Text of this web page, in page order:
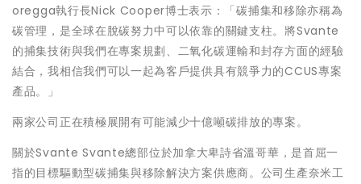
oregga執行長Nick Cooper博士表示：「碳捕集和移除亦稱為
碳管理，是全球在脫碳努力中可以依靠的關鍵支柱。將Svante
的捕集技術與我們在專案規劃、二氧化碳運輸和封存方面的經驗
結合，我相信我們可以一起為客戶提供具有競爭力的CCUS專案
產品。」
兩家公司正在積極展開有可能減少十億噸碳排放的專案。
關於Svante Svante總部位於加拿大卑詩省溫哥華，是首屈一
指的目標驅動型碳捕集與移除解決方案供應商。公司生產奈米工